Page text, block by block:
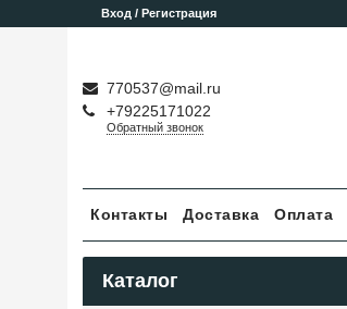
Вход / Регистрация
770537@mail.ru
+79225171022
Обратный звонок
Контакты Доставка Оплата
Каталог